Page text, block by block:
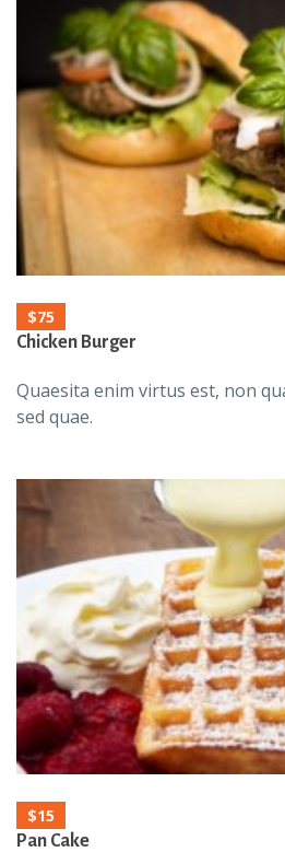
$75
Chicken Burger
Quaesita enim virtus est, non
sed quae.
$15
Pan Cake